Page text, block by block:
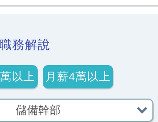
務解說
以上 月薪4萬以上